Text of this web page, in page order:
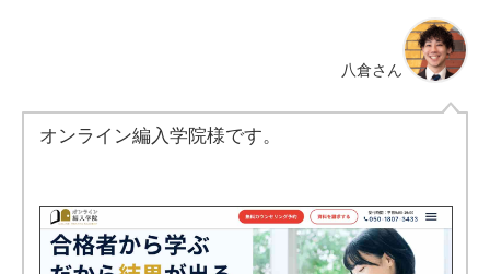
八倉さん
オンライン編入学院様です。